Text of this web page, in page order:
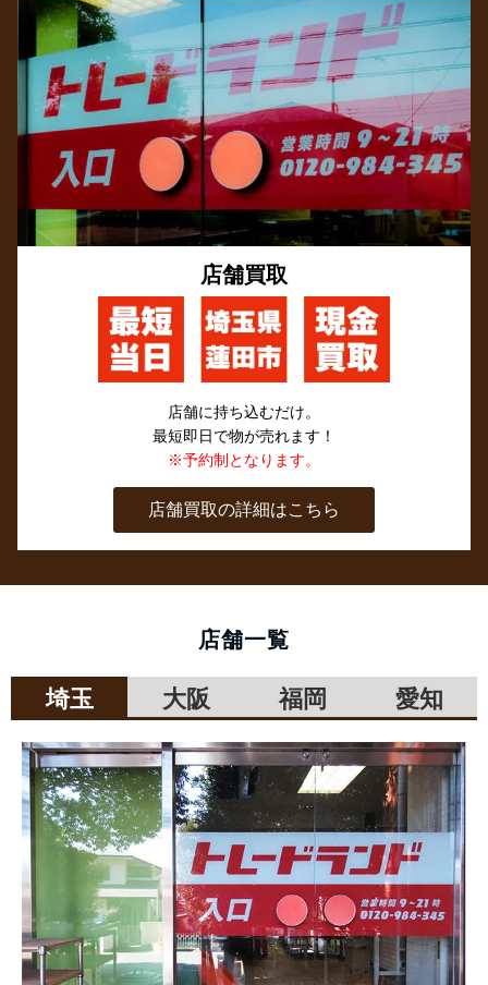
店舗買取
店舗に持ち込むだけ。
最短即日で物が売れます！
※予約制となります。
店舗買取の詳細はこちら
店舗一覧
埼玉 大阪 福岡 愛知